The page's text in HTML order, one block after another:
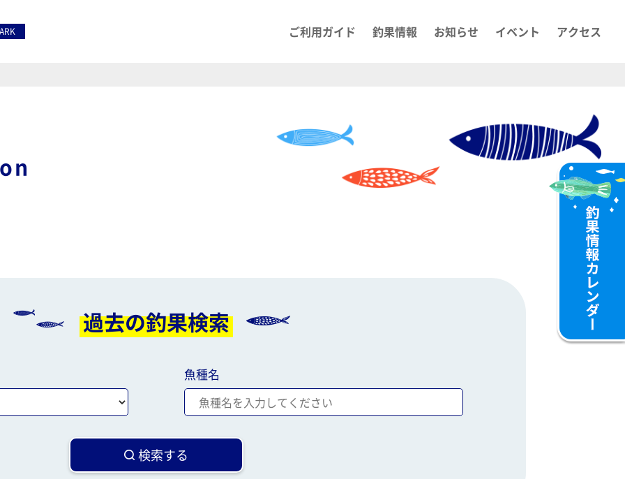
ご利用ガイド 釣果情報 お知らせ イベント アクセス
過去の釣果検索
魚種名
検索する